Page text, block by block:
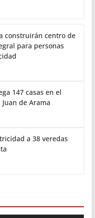
construirán centro de
para personas
147 casas en el
Juan de Arama
a 38 veredas